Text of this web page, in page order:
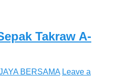
Takraw A-
BERSAMA Leave a